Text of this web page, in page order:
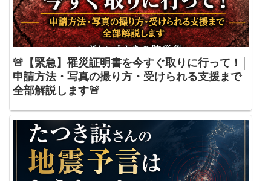
🚨【緊急】罹災証明書を今すぐ取りに行って！│
申請方法・写真の撮り方・受けられる支援まで
全部解説します🚨